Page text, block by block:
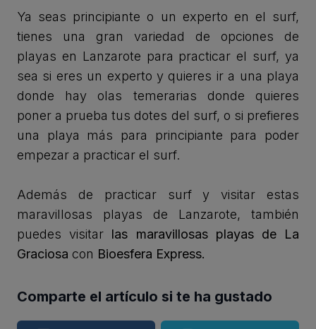
Ya seas principiante o un experto en el surf,
tienes una gran variedad de opciones de
playas en Lanzarote para practicar el surf, ya
sea si eres un experto y quieres ir a una playa
donde hay olas temerarias donde quieres
poner a prueba tus dotes del surf, o si prefieres
una playa más para principiante para poder
empezar a practicar el surf.
Además de practicar surf y visitar estas
maravillosas playas de Lanzarote, también
puedes visitar las maravillosas playas de La
Graciosa con Bioesfera Express.
Comparte el artículo si te ha gustado